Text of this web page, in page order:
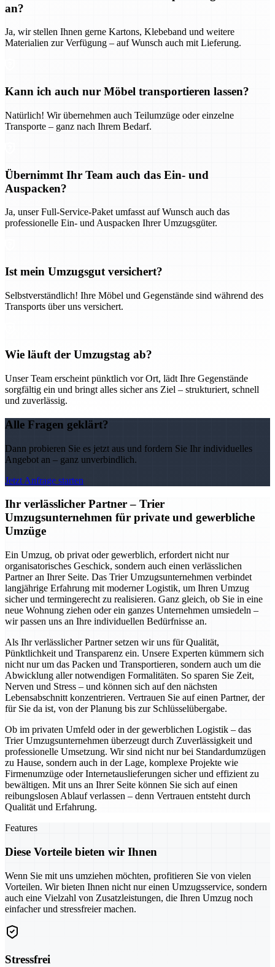
an?
Ja, wir stellen Ihnen gerne Kartons, Klebeband und weitere
Materialien zur Verfügung – auf Wunsch auch mit Lieferung.
Kann ich auch nur Möbel transportieren lassen?
Natürlich! Wir übernehmen auch Teilumzüge oder einzelne
Transporte – ganz nach Ihrem Bedarf.
Übernimmt Ihr Team auch das Ein- und
Auspacken?
Ja, unser Full-Service-Paket umfasst auf Wunsch auch das
professionelle Ein- und Auspacken Ihrer Umzugsgüter.
Ist mein Umzugsgut versichert?
Selbstverständlich! Ihre Möbel und Gegenstände sind während des
Transports über uns versichert.
Wie läuft der Umzugstag ab?
Unser Team erscheint pünktlich vor Ort, lädt Ihre Gegenstände
sorgfältig ein und bringt alles sicher ans Ziel – strukturiert, schnell
und zuverlässig.
Alle Fragen geklärt?
Dann probieren Sie es jetzt aus und fordern Sie Ihr individuelles
Angebot an – ganz unverbindlich.
Jetzt Anfrage starten
Ihr verlässlicher Partner – Trier
Umzugsunternehmen für private und gewerbliche
Umzüge
Ein Umzug, ob privat oder gewerblich, erfordert nicht nur
organisatorisches Geschick, sondern auch einen verlässlichen
Partner an Ihrer Seite. Das Trier Umzugsunternehmen verbindet
langjährige Erfahrung mit moderner Logistik, um Ihren Umzug
sicher und termingerecht zu realisieren. Ganz gleich, ob Sie in eine
neue Wohnung ziehen oder ein ganzes Unternehmen umsiedeln –
wir passen uns an Ihre individuellen Bedürfnisse an.
Als Ihr verlässlicher Partner setzen wir uns für Qualität,
Pünktlichkeit und Transparenz ein. Unsere Experten kümmern sich
nicht nur um das Packen und Transportieren, sondern auch um die
Abwicklung aller notwendigen Formalitäten. So sparen Sie Zeit,
Nerven und Stress – und können sich auf den nächsten
Lebensabschnitt konzentrieren. Vertrauen Sie auf einen Partner, der
für Sie da ist, von der Planung bis zur Schlüsselübergabe.
Ob im privaten Umfeld oder in der gewerblichen Logistik – das
Trier Umzugsunternehmen überzeugt durch Zuverlässigkeit und
professionelle Umsetzung. Wir sind nicht nur bei Standardumzügen
zu Hause, sondern auch in der Lage, komplexe Projekte wie
Firmenumzüge oder Internetauslieferungen sicher und effizient zu
bewältigen. Mit uns an Ihrer Seite können Sie sich auf einen
reibungslosen Ablauf verlassen – denn Vertrauen entsteht durch
Qualität und Erfahrung.
Features
Diese Vorteile bieten wir Ihnen
Wenn Sie mit uns umziehen möchten, profitieren Sie von vielen
Vorteilen. Wir bieten Ihnen nicht nur einen Umzugsservice, sondern
auch eine Vielzahl von Zusatzleistungen, die Ihren Umzug noch
einfacher und stressfreier machen.
Stressfrei